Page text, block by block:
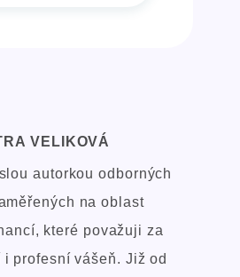
VELIKOVÁ
autorkou odborných
na oblast
které považuji za
i profesní vášeň. Již od